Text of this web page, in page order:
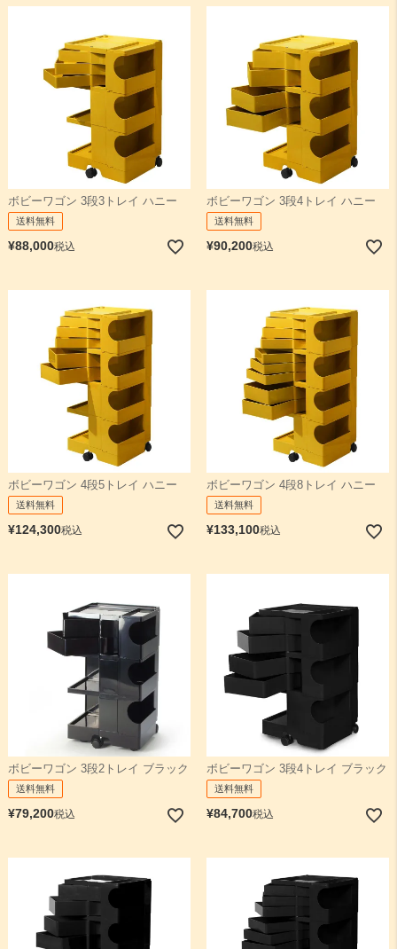
ボビーワゴン 3段3トレイ ハニー
送料無料
¥88,000税込
ボビーワゴン 3段4トレイ ハニー
送料無料
¥90,200税込
ボビーワゴン 4段5トレイ ハニー
送料無料
¥124,300税込
ボビーワゴン 4段8トレイ ハニー
送料無料
¥133,100税込
ボビーワゴン 3段2トレイ ブラック
送料無料
¥79,200税込
ボビーワゴン 3段4トレイ ブラック
送料無料
¥84,700税込